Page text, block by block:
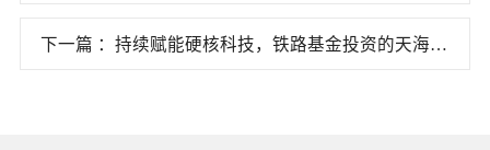
下一篇 ：持续赋能硬核科技，铁路基金投资的天海电